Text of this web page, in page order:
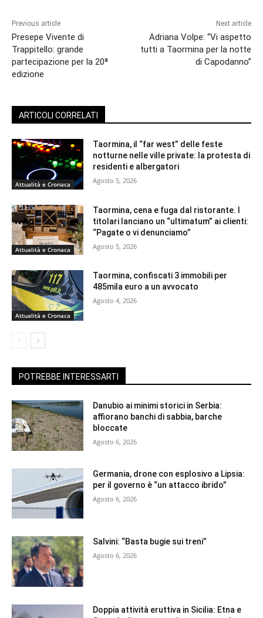
Previous article
Presepe Vivente di
Trappitello: grande
partecipazione per la 20ª
edizione
Next article
Adriana Volpe: “Vi aspetto
tutti a Taormina per la notte
di Capodanno”
ARTICOLI CORRELATI
Attualità e Cronaca
Taormina, il “far west” delle feste
notturne nelle ville private: la protesta di
residenti e albergatori
Agosto 5, 2026
Attualità e Cronaca
Taormina, cena e fuga dal ristorante. I
titolari lanciano un “ultimatum” ai clienti:
“Pagate o vi denunciamo”
Agosto 5, 2026
Attualità e Cronaca
Taormina, confiscati 3 immobili per
485mila euro a un avvocato
Agosto 4, 2026
POTREBBE INTERESSARTI
Danubio ai minimi storici in Serbia:
affiorano banchi di sabbia, barche
bloccate
Agosto 6, 2026
Germania, drone con esplosivo a Lipsia:
per il governo è “un attacco ibrido”
Agosto 6, 2026
Salvini: “Basta bugie sui treni”
Agosto 6, 2026
Doppia attività eruttiva in Sicilia: Etna e